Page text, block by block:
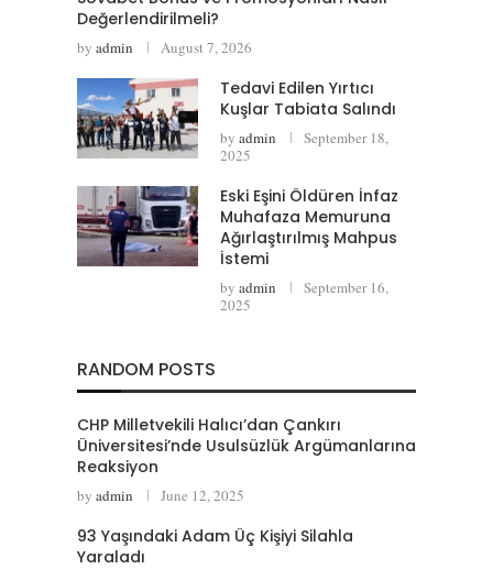
Değerlendirilmeli?
by admin August 7, 2026
Tedavi Edilen Yırtıcı
Kuşlar Tabiata Salındı
by admin
September 18,
2025
Eski Eşini Öldüren İnfaz
Muhafaza Memuruna
Ağırlaştırılmış Mahpus
İstemi
by admin
September 16,
2025
RANDOM POSTS
CHP Milletvekili Halıcı’dan Çankırı
Üniversitesi’nde Usulsüzlük Argümanlarına
Reaksiyon
by admin June 12, 2025
93 Yaşındaki Adam Üç Kişiyi Silahla
Yaraladı